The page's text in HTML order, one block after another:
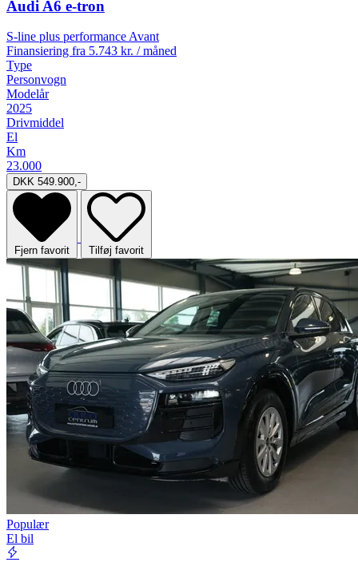
Audi A6 e-tron
S-line plus performance Avant
Finansiering fra 5.743 kr. / måned
Type
Personvogn
Modelår
2025
Drivmiddel
El
Km
23.000
DKK 549.900,-
Fjern favorit Tilføj favorit
Populær
El bil